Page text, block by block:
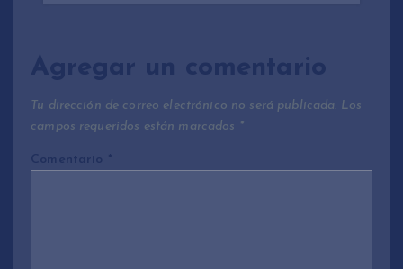
Agregar un comentario
Tu dirección de correo electrónico no será publicada. Los
campos requeridos están marcados *
Comentario *